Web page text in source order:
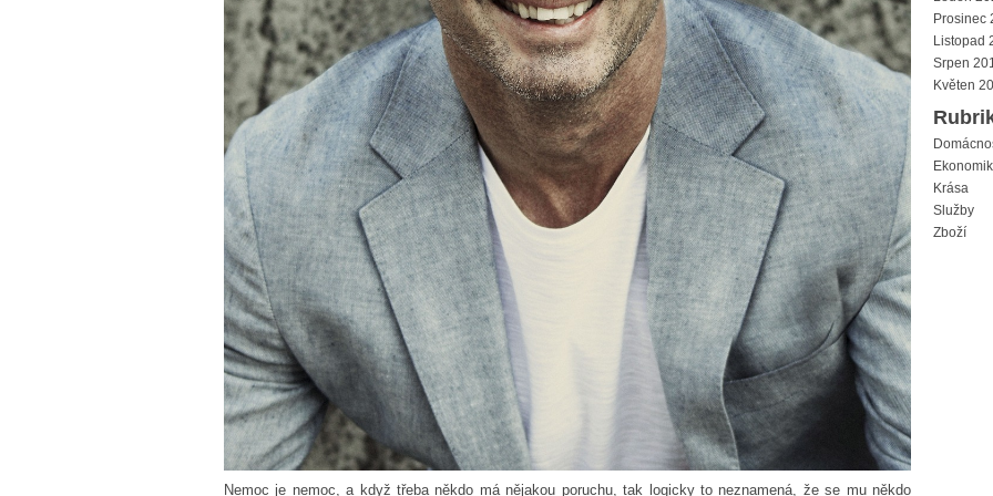
Nemoc je nemoc, a když třeba někdo má nějakou poruchu, tak logicky to neznamená, že se mu někdo
Prosinec
Listopad
Srpen
Květen
Krása
Služby
Zboží